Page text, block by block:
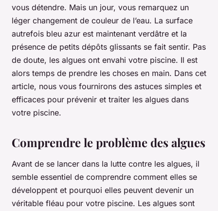
vous détendre. Mais un jour, vous remarquez un
léger changement de couleur de l’eau. La surface
autrefois bleu azur est maintenant verdâtre et la
présence de petits dépôts glissants se fait sentir. Pas
de doute, les algues ont envahi votre piscine. Il est
alors temps de prendre les choses en main. Dans cet
article, nous vous fournirons des astuces simples et
efficaces pour prévenir et traiter les algues dans
votre piscine.
Comprendre le problème des algues
Avant de se lancer dans la lutte contre les algues, il
semble essentiel de comprendre comment elles se
développent et pourquoi elles peuvent devenir un
véritable fléau pour votre piscine. Les algues sont